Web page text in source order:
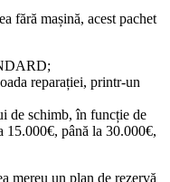
fără mașină, acest pachet
reparației, printr-un
de schimb, în funcție de
15.000€, până la 30.000€,
un plan de rezervă